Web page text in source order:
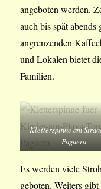
angeboten werden.
auch bis spät
angrenzenden
und Lokalen bietet
Familien.
Kletterspinne am
Paguera
Es werden viele
geboten. Weiters